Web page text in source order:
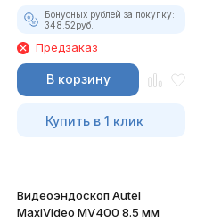
Бонусных рублей за покупку:
348.52руб.
Предзаказ
В корзину
Купить в 1 клик
Видеоэндоскоп Autel
MaxiVideo MV400 8.5 мм